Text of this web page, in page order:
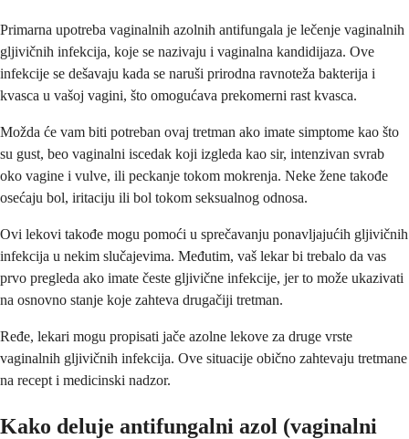
Primarna upotreba vaginalnih azolnih antifungala je lečenje vaginalnih
gljivičnih infekcija, koje se nazivaju i vaginalna kandidijaza. Ove
infekcije se dešavaju kada se naruši prirodna ravnoteža bakterija i
kvasca u vašoj vagini, što omogućava prekomerni rast kvasca.
Možda će vam biti potreban ovaj tretman ako imate simptome kao što
su gust, beo vaginalni iscedak koji izgleda kao sir, intenzivan svrab
oko vagine i vulve, ili peckanje tokom mokrenja. Neke žene takođe
osećaju bol, iritaciju ili bol tokom seksualnog odnosa.
Ovi lekovi takođe mogu pomoći u sprečavanju ponavljajućih gljivičnih
infekcija u nekim slučajevima. Međutim, vaš lekar bi trebalo da vas
prvo pregleda ako imate česte gljivične infekcije, jer to može ukazivati
na osnovno stanje koje zahteva drugačiji tretman.
Ređe, lekari mogu propisati jače azolne lekove za druge vrste
vaginalnih gljivičnih infekcija. Ove situacije obično zahtevaju tretmane
na recept i medicinski nadzor.
Kako deluje antifungalni azol (vaginalni